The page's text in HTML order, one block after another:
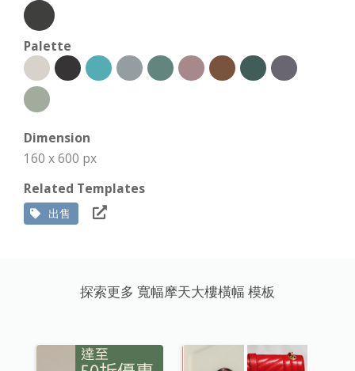
Palette
Dimension
160 x 600 px
Related Templates
出售
探索更多 寬幅摩天大樓橫幅 模板